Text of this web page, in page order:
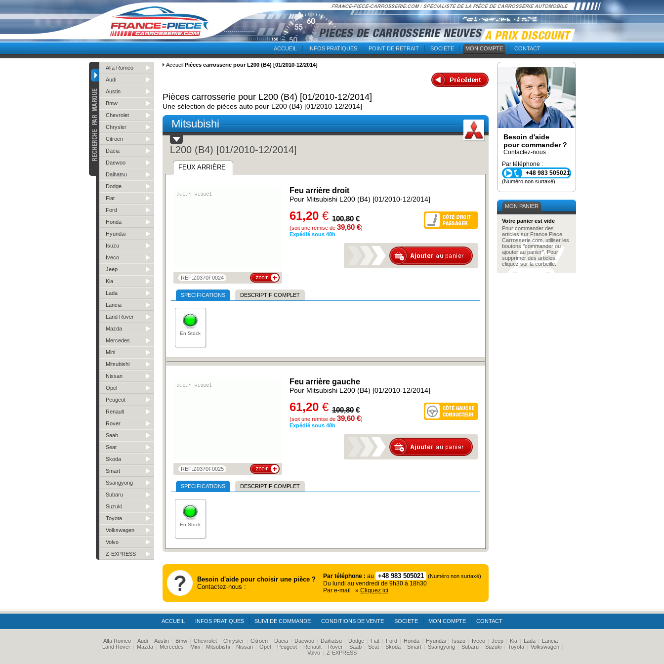
ACCUEIL INFOS PRATIQUES POINT DE RETRAIT SOCIETE MON COMPTE CONTACT
Alfa Romeo
Audi
Austin
Bmw
Chevrolet
Chrysler
Citroen
Dacia
Daewoo
Daihatsu
Dodge
Fiat
Ford
Honda
Hyundai
Isuzu
Iveco
Jeep
Kia
Lada
Lancia
Land Rover
Mazda
Mercedes
Mini
Mitsubishi
Nissan
Opel
Peugeot
Renault
Rover
Saab
Seat
Skoda
Smart
Ssangyong
Subaru
Suzuki
Toyota
Volkswagen
Volvo
Z-EXPRESS
Accueil Pièces carrosserie pour L200 (B4) [01/2010-12/2014]
Pièces carrosserie pour L200 (B4) [01/2010-12/2014]
Une sélection de pièces auto pour L200 (B4) [01/2010-12/2014]
Mitsubishi
L200 (B4) [01/2010-12/2014]
FEUX ARRIÈRE
REF:Z0370F0024
Feu arrière droit
Pour Mitsubishi L200 (B4) [01/2010-12/2014]
61,20€100,80€
(soit une remise de 39,60 €)
Expédié sous 48h
SPECIFICATIONS DESCRIPTIF COMPLET
En Stock
REF:Z0370F0025
Feu arrière gauche
Pour Mitsubishi L200 (B4) [01/2010-12/2014]
61,20€100,80€
(soit une remise de 39,60 €)
Expédié sous 48h
SPECIFICATIONS DESCRIPTIF COMPLET
En Stock
Besoin d'aide pour choisir une pièce ?
Contactez-nous :
Par téléphone : au +48 983 505021 (Numéro non surtaxé)
Du lundi au vendredi de 9h30 à 18h30
Par e-mail : » Cliquez ici
Besoin d'aide
pour commander ?
Contactez-nous :
Par téléphone :
+48 983 505021
(Numéro non surtaxé)
ACCUEIL INFOS PRATIQUES SUIVI DE COMMANDE CONDITIONS DE VENTE SOCIETE MON COMPTE CONTACT
Alfa Romeo | Audi | Austin | Bmw | Chevrolet | Chrysler | Citroen | Dacia | Daewoo | Daihatsu | Dodge | Fiat | Ford | Honda | Hyundai | Isuzu | Iveco | Jeep | Kia | Lada | Lancia |
Land Rover | Mazda | Mercedes | Mini | Mitsubishi | Nissan | Opel | Peugeot | Renault | Rover | Saab | Seat | Skoda | Smart | Ssangyong | Subaru | Suzuki | Toyota | Volkswagen |
Volvo | Z-EXPRESS